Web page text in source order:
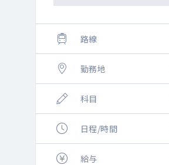
路線
勤務地
科目
日程/時間
給与